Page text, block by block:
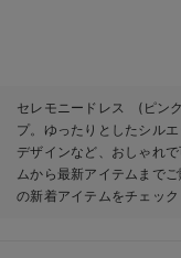
セレモニードレス (ピン
プ。ゆったりとしたシル
デザインなど、おしゃれ
ムから最新アイテムまで
の新着アイテムをチェック